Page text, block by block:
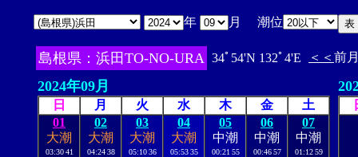
年 月 潮位
島根県：浜田TO-NO-URA 34ﾟ54'N 132ﾟ4'E ＜＜ 前
2024年09月
日 月 火 水 木 金
土
01
大潮
03:30 41
02
大潮
04:24 38
03
大潮
05:10 36
04
大潮
05:53 35
05
中潮
00:21 55
06
中潮
00:46 57
07
中潮
01:12 59